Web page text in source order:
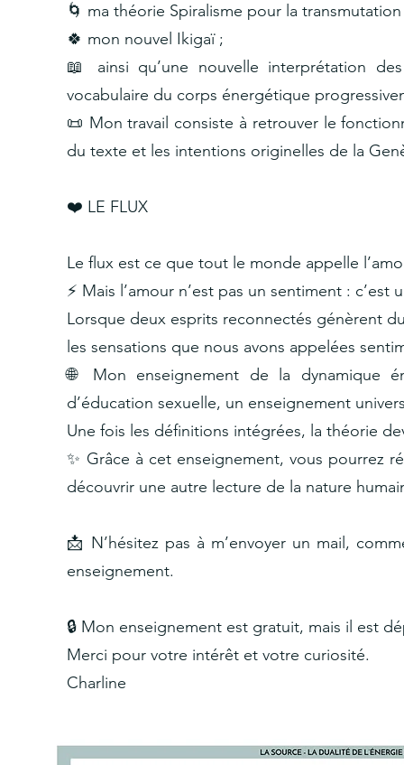
🌀 ma théorie Spiralisme pour la
🍀 mon nouvel Ikigaï ;
📖 ainsi qu’une nouvelle interprétation
vocabulaire du corps énergétique
📜 Mon travail consiste à retrouver le
du texte et les intentions originelles de la
❤️‍ LE FLUX
Le flux est ce que tout le monde appelle
⚡ Mais l’amour n’est pas un sentiment :
Lorsque deux esprits reconnectés génèrent
les sensations que nous avons appelées
🌐 Mon enseignement de la dynamique
d’éducation sexuelle, un enseignement
Une fois les définitions intégrées, la théorie
✨ Grâce à cet enseignement, vous pourrez
découvrir une autre lecture de la nature
📩 N’hésitez pas à m’envoyer un mail,
enseignement.
🔒 Mon enseignement est gratuit, mais il est
Merci pour votre intérêt et votre curiosité.
Charline